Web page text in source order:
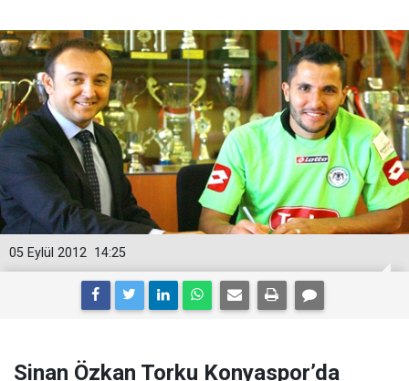
14:25
05 Eylül 2012
Sinan Özkan Torku Konyaspor’da